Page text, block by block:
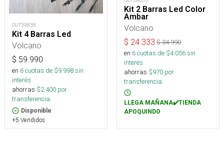
OUT39838
Kit 4 Barras Led
Volcano
$ 59.990
en 6cuotas de $9.998sin
interés
ahorras $2.400 por
transferencia.
Disponible
+5 Vendidos
Kit 2 Barras Led Color
Ambar
Volcano
$ 24.333 $34.990
en 6cuotas de $4.056sin
interés
ahorras $970 por
transferencia.
LLEGA MAÑANA✔️TIENDA
APOQUINDO